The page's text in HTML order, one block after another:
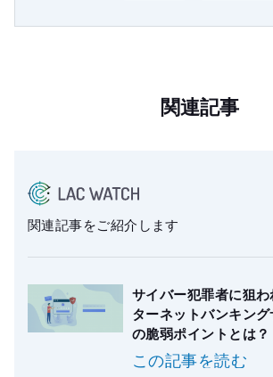
関連記事
関連記事をご紹介します
サイバー犯罪者に狙
ターネットバンキン
の脆弱ポイントとは？
この記事を読む